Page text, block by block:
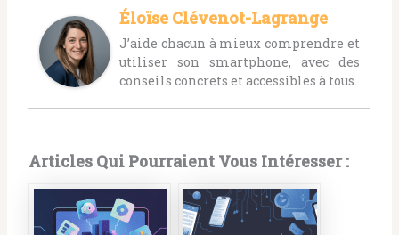
Éloïse Clévenot-Lagrange
J’aide chacun à mieux comprendre et
utiliser son smartphone, avec des
conseils concrets et accessibles à tous.
Articles Qui Pourraient Vous Intéresser :